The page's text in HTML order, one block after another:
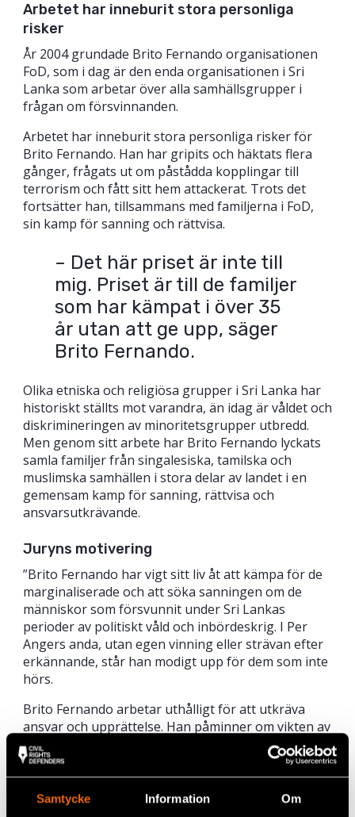
Samtycke Information Om
Arbetet har inneburit stora personliga
risker
År 2004 grundade Brito Fernando organisationen
FoD, som i dag är den enda organisationen i Sri
Lanka som arbetar över alla samhällsgrupper i
frågan om försvinnanden.
Arbetet har inneburit stora personliga risker för
Brito Fernando. Han har gripits och häktats flera
gånger, frågats ut om påstådda kopplingar till
terrorism och fått sitt hem attackerat. Trots det
fortsätter han, tillsammans med familjerna i FoD,
sin kamp för sanning och rättvisa.
– Det här priset är inte till
mig. Priset är till de familjer
som har kämpat i över 35
år utan att ge upp, säger
Brito Fernando.
Olika etniska och religiösa grupper i Sri Lanka har
historiskt ställts mot varandra, än idag är våldet och
diskrimineringen av minoritetsgrupper utbredd.
Men genom sitt arbete har Brito Fernando lyckats
samla familjer från singalesiska, tamilska och
muslimska samhällen i stora delar av landet i en
gemensam kamp för sanning, rättvisa och
ansvarsutkrävande.
Juryns motivering
”Brito Fernando har vigt sitt liv åt att kämpa för de
marginaliserade och att söka sanningen om de
människor som försvunnit under Sri Lankas
perioder av politiskt våld och inbördeskrig. I Per
Angers anda, utan egen vinning eller strävan efter
erkännande, står han modigt upp för dem som inte
hörs.
Brito Fernando arbetar uthålligt för att utkräva
ansvar och upprättelse. Han påminner om vikten av
att minnas och försonas. Med risk för sin egen
säkerhet försvarar han idén om ett samhälle där
rättvisa gäller för alla, samt bygger broar mellan
etniska och religiösa grupper i ett land präglat av